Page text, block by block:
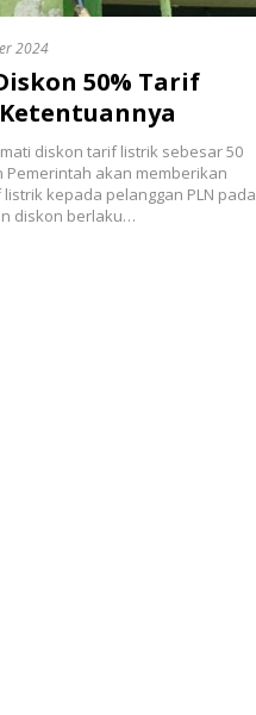
2024
50% Tarif
diskon tarif listrik sebesar 50
Pemerintah akan memberikan
kepada pelanggan PLN pada
diskon berlaku…